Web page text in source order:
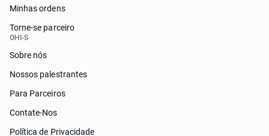
Minhas ordens
Torne-se parceiro
OHI-S
Sobre nós
Nossos palestrantes
Para Parceiros
Contate-Nos
Política de Privacidade